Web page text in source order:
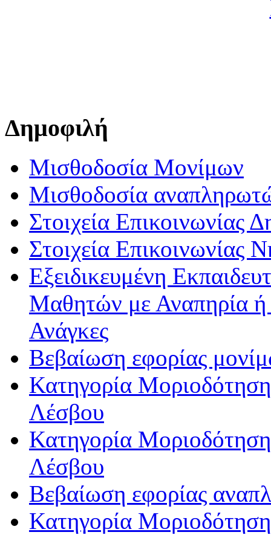
Δημοφιλή
Μισθοδοσία Μονίμων
Μισθοδοσία
Στοιχεία Επικοινωνίας
Στοιχεία Επικοινωνίας
Εξειδικευμένη
Μαθητών με Αναπηρία ή /
Ανάγκες
Βεβαίωση εφορίας
Κατηγορία
Λέσβου
Κατηγορία
Λέσβου
Βεβαίωση εφορίας
Κατηγορία